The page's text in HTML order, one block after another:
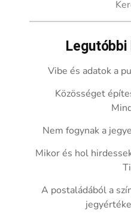
Vibe és adatok a
Közösséget
Nem fogynak a
Mikor és hol
A postaládából a